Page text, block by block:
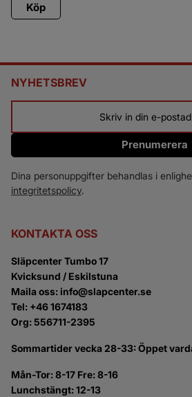
Köp
NYHETSBREV
Prenumerera
Dina personuppgifter behandlas i
integritetspolicy.
KONTAKTA OSS
Släpcenter Tumbo 17
Kvicksund / Eskilstuna
Maila oss: info@slapcenter.se
Tel: +46 1674183
Org: 556711-2395
Sommartider vecka 28-33: Öppet
Mån-Tor: 8-17 Fre: 8-16
Lunchstängt: 12-13